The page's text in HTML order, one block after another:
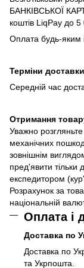
БАНКІВСЬКОЇ
коштів LiqPay до 5
Оплата будь-яким
Терміни
Середній час
Отримання
Уважно
механічних
зовнішнім
пред'явити тільки
експедитором
Розрахунок за
національній
Оплата і
Доставка по
Доставка по
та Укрпошта.